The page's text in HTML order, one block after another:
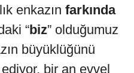
enkazın farkında
“biz” olduğumuz
büyüklüğünü
bir an evvel